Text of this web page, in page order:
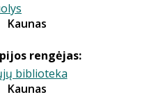
Kaunas
rengėjas:
biblioteka
Kaunas